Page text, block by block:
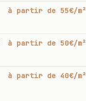
à partir de 55€/m²
à partir de 50€/m²
à partir de 40€/m²